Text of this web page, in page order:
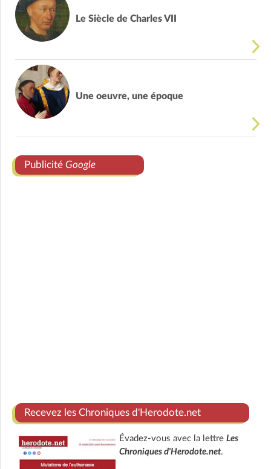
Le Siècle de Charles VII
Une oeuvre, une époque
Publicité Google
Recevez les Chroniques d'Herodote.net
Évadez-vous avec la lettre Les
Chroniques d'Herodote.net.